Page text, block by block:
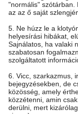
"normális" szótárban.
az az ő saját
5. Ne húzz le a
helyesírási hibákat,
Sajnálatos, ha valaki
szabatosan
szolgáltatott
6. Vicc, szarkazmus,
bejegyzésekben, de
közösség, amely
közzétenni, amin
derülni, mert